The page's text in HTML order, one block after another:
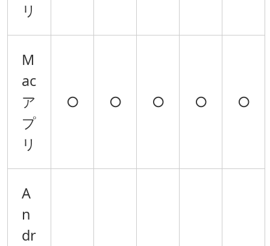
リ
M
ac
ア
プ
リ
○ ○ ○ ○ ○
A
n
dr